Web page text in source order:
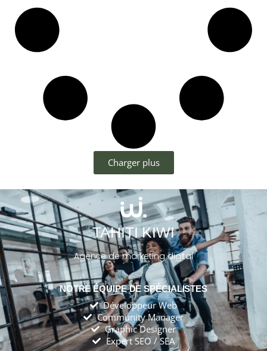
Charger plus
TAHITI KIWI
Agence de marketing digital
NOTRE ÉQUIPE DE SPÉCIALISTES
Développeur Web
Community Manager
Graphic Designer
Expert SEO / SEA